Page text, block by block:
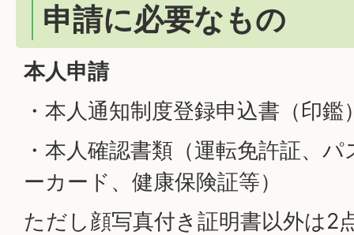
申請に必要なもの
本人申請
・本人通知制度登録申込書（印鑑
・本人確認書類（運転免許証、
ーカード、健康保険証等）
ただし顔写真付き証明書以外は2